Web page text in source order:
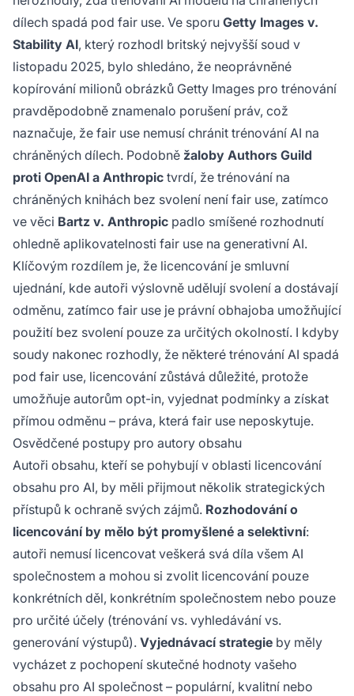
dílech spadá pod fair use. Ve sporu Getty Images v.
Stability AI, který rozhodl britský nejvyšší soud v
listopadu 2025, bylo shledáno, že neoprávněné
kopírování milionů obrázků Getty Images pro trénování
pravděpodobně znamenalo porušení práv, což
naznačuje, že fair use nemusí chránit trénování AI na
chráněných dílech. Podobně žaloby Authors Guild
proti OpenAI a Anthropic tvrdí, že trénování na
chráněných knihách bez svolení není fair use, zatímco
ve věci Bartz v. Anthropic padlo smíšené rozhodnutí
ohledně aplikovatelnosti fair use na generativní AI.
Klíčovým rozdílem je, že licencování je smluvní
ujednání, kde autoři výslovně udělují svolení a dostávají
odměnu, zatímco fair use je právní obhajoba umožňující
použití bez svolení pouze za určitých okolností. I kdyby
soudy nakonec rozhodly, že některé trénování AI spadá
pod fair use, licencování zůstává důležité, protože
umožňuje autorům opt-in, vyjednat podmínky a získat
přímou odměnu – práva, která fair use neposkytuje.
Osvědčené postupy pro autory obsahu
Autoři obsahu, kteří se pohybují v oblasti licencování
obsahu pro AI, by měli přijmout několik strategických
přístupů k ochraně svých zájmů. Rozhodování o
licencování by mělo být promyšlené a selektivní:
autoři nemusí licencovat veškerá svá díla všem AI
společnostem a mohou si zvolit licencování pouze
konkrétních děl, konkrétním společnostem nebo pouze
pro určité účely (trénování vs. vyhledávání vs.
generování výstupů). Vyjednávací strategie by měly
vycházet z pochopení skutečné hodnoty vašeho
obsahu pro AI společnost – populární, kvalitní nebo